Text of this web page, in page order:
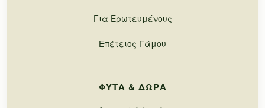
Για Ερωτευμένους
Επέτειος Γάμου
ΦΥΤΆ & ΔΏΡΑ